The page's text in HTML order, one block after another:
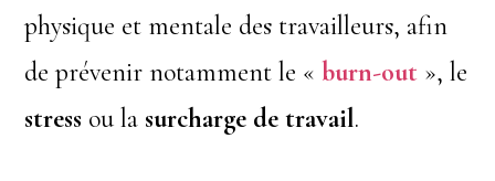
physique et mentale des travailleurs, afin
de prévenir notamment le «burn-out », le
stress ou la surcharge de travail.